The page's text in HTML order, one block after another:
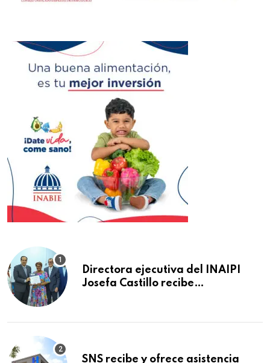
Directora ejecutiva del INAIPI
Josefa Castillo recibe
SNS recibe y ofrece asistencia